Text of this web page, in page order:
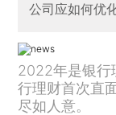
公司应如何优
2022年是银行
行理财首次直
尽如人意。